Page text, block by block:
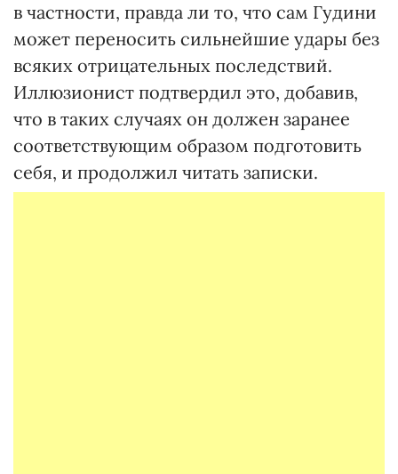
в частности, правда ли то, что сам Гудини
может переносить сильнейшие удары без
всяких отрицательных последствий.
Иллюзионист подтвердил это, добавив,
что в таких случаях он должен заранее
соответствующим образом подготовить
себя, и продолжил читать записки.